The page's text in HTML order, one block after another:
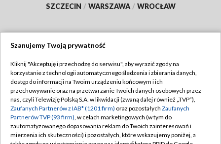
SZCZECIN / WARSZAWA / WROCŁAW
TVP
Abonament TVP
Emisja w TVP
Centrum informacji TVP
Naziemna Telewizja Cyfrowa
Regulamin TVP
Polityka prywatności
Moje zgody
Pomoc
Szanujemy Twoją prywatność
Kliknij "Akceptuję i przechodzę do serwisu", aby wyrazić zgody na
korzystanie z technologii automatycznego śledzenia i zbierania danych,
dostęp do informacji na Twoim urządzeniu końcowym i ich
przechowywanie oraz na przetwarzanie Twoich danych osobowych przez
nas, czyli Telewizję Polską S.A. w likwidacji (zwaną dalej również „TVP”),
Zaufanych Partnerów z IAB* (1201 firm) oraz pozostałych Zaufanych
Partnerów TVP (93 firm), w celach marketingowych (w tym do
zautomatyzowanego dopasowania reklam do Twoich zainteresowań i
mierzenia ich skuteczności) i pozostałych, które wskazujemy poniżej, a